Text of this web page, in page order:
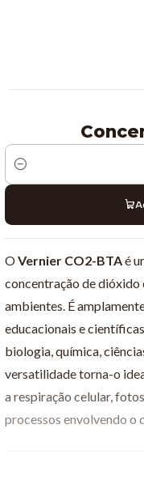
Quantidade
OVernier CO2-BTAé
concentração de dióxido
ambientes. É
educacionais e
biologia, química,
versatilidade torna-o
a respiração celular,
processos envolvendo o